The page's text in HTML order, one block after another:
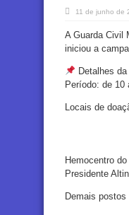
11 de junho de
A Guarda Civil
iniciou a
Detalhes
Período: de 10
Locais de
Hemocentro
Presidente
Demais